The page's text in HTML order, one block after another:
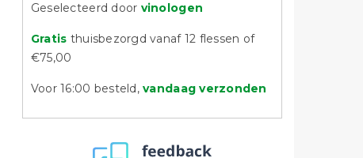
Geselecteerd door vinologen
Gratis thuisbezorgd vanaf 12 flessen of
€75,00
Voor 16:00 besteld,vandaag verzonden